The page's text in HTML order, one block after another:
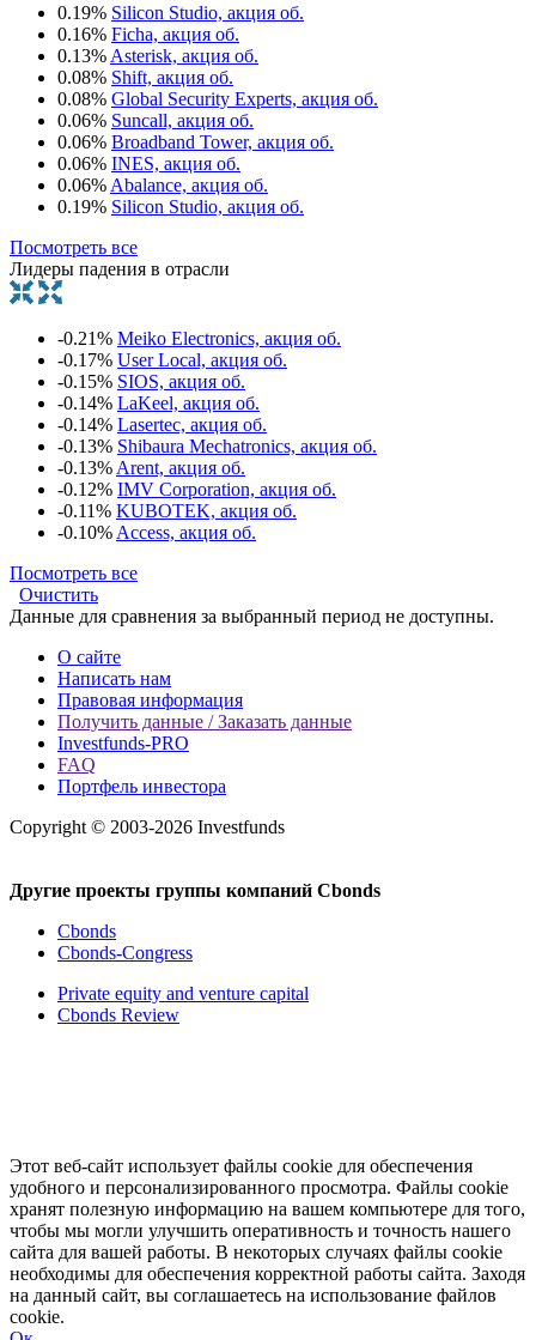
0.19% Silicon Studio, акция об.
0.16% Ficha, акция об.
0.13% Asterisk, акция об.
0.08% Shift, акция об.
0.08% Global Security Experts, акция об.
0.06% Suncall, акция об.
0.06% Broadband Tower, акция об.
0.06% INES, акция об.
0.06% Abalance, акция об.
0.19% Silicon Studio, акция об.
Посмотреть все
Лидеры падения в отрасли
-0.21% Meiko Electronics, акция об.
-0.17% User Local, акция об.
-0.15% SIOS, акция об.
-0.14% LaKeel, акция об.
-0.14% Lasertec, акция об.
-0.13% Shibaura Mechatronics, акция об.
-0.13% Arent, акция об.
-0.12% IMV Corporation, акция об.
-0.11% KUBOTEK, акция об.
-0.10% Access, акция об.
Посмотреть все
Очистить
Данные для сравнения за выбранный период не доступны.
О сайте
Написать нам
Правовая информация
Получить данные / Заказать данные
Investfunds-PRO
FAQ
Портфель инвестора
Copyright © 2003-2026 Investfunds
Другие проекты группы компаний Cbonds
Cbonds
Cbonds-Congress
Private equity and venture capital
Cbonds Review
Этот веб-сайт использует файлы cookie для обеспечения
удобного и персонализированного просмотра. Файлы cookie
хранят полезную информацию на вашем компьютере для того,
чтобы мы могли улучшить оперативность и точность нашего
сайта для вашей работы. В некоторых случаях файлы cookie
необходимы для обеспечения корректной работы сайта. Заходя
на данный сайт, вы соглашаетесь на использование файлов
cookie.